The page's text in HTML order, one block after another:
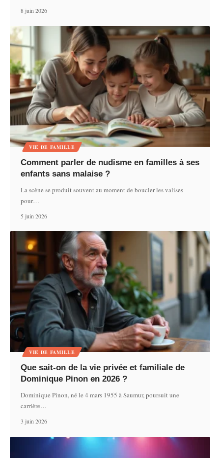
8 juin 2026
VIE DE FAMILLE
Comment parler de nudisme en familles à ses
enfants sans malaise ?
La scène se produit souvent au moment de boucler les valises
pour…
5 juin 2026
VIE DE FAMILLE
Que sait-on de la vie privée et familiale de
Dominique Pinon en 2026 ?
Dominique Pinon, né le 4 mars 1955 à Saumur, poursuit une
carrière…
3 juin 2026